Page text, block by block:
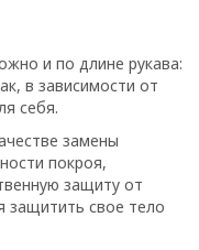
и по длине рукава:
в зависимости от
себя.
замены
покроя,
защиту от
защитить свое тело